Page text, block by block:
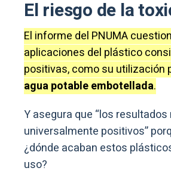
El riesgo de la
El informe del PNUMA
aplicaciones del plástico
positivas, como su utilización
agua potable embotellada.
Y asegura que “los resultados
universalmente positivos”
¿dónde acaban estos
uso?